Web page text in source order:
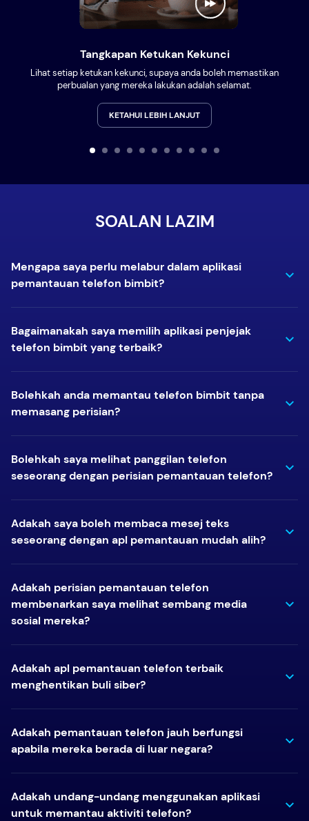
Tangkapan Ketukan Kekunci
Lihat setiap ketukan kekunci, supaya anda boleh memastikan
perbualan yang mereka lakukan adalah selamat.
KETAHUI LEBIH LANJUT
SOALAN LAZIM
Mengapa saya perlu melabur dalam aplikasi
pemantauan telefon bimbit?
Bagaimanakah saya memilih aplikasi penjejak
telefon bimbit yang terbaik?
Bolehkah anda memantau telefon bimbit tanpa
memasang perisian?
Bolehkah saya melihat panggilan telefon
seseorang dengan perisian pemantauan telefon?
Adakah saya boleh membaca mesej teks
seseorang dengan apl pemantauan mudah alih?
Adakah perisian pemantauan telefon
membenarkan saya melihat sembang media
sosial mereka?
Adakah apl pemantauan telefon terbaik
menghentikan buli siber?
Adakah pemantauan telefon jauh berfungsi
apabila mereka berada di luar negara?
Adakah undang-undang menggunakan aplikasi
untuk memantau aktiviti telefon?